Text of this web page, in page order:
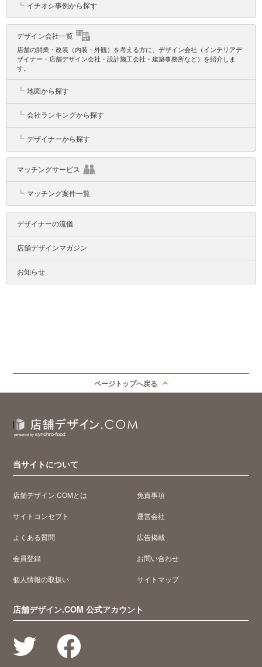
┗ イチオシ事例から探す
デザイン会社一覧
店舗の開業・改装（内装・外観）を考える方に、デザイン会社（インテリアデ
ザイナー・店舗デザイン会社・設計施工会社・建築事務所など）を紹介しま
す。
┗ 地図から探す
┗ 会社ランキングから探す
┗ デザイナーから探す
マッチングサービス
┗ マッチング案件一覧
デザイナーの流儀
店舗デザインマガジン
お知らせ
ページトップへ戻る
当サイトについて
店舗デザイン.COMとは
サイトコンセプト
よくある質問
会員登録
個人情報の取扱い
免責事項
運営会社
広告掲載
お問い合わせ
サイトマップ
店舗デザイン.COM 公式アカウント